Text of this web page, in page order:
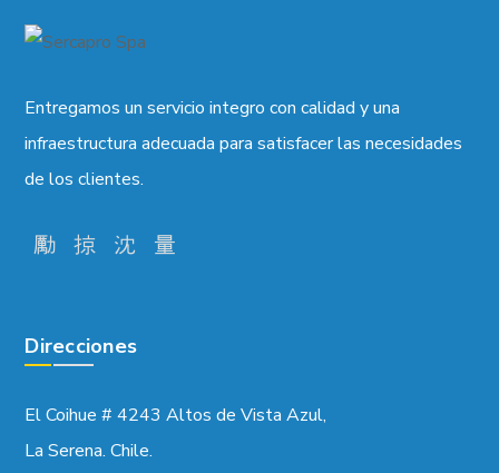
Entregamos un servicio integro con calidad y una
infraestructura adecuada para satisfacer las necesidades
de los clientes.
Direcciones
El Coihue # 4243 Altos de Vista Azul,
La Serena. Chile.